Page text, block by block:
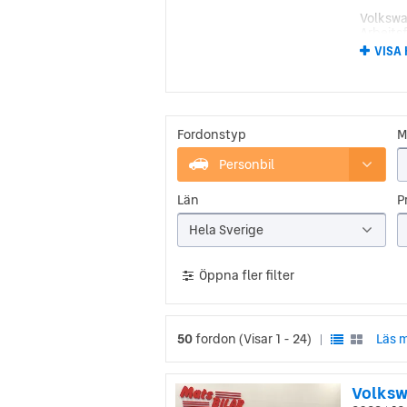
Bilen
Efter
20
Vid
VISA
Fordonstyp
Personbil
Län
Hela Sverige
Öppna fler filter
50fordon (Visar 1 - 24) Läs